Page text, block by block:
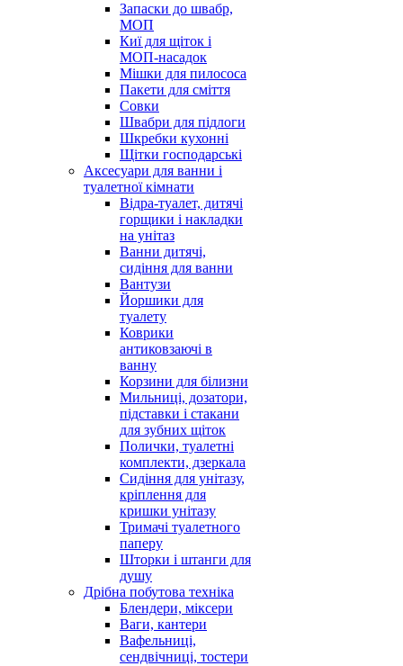
Запаски до швабр,
МОП
Киї для щіток і
МОП-насадок
Мішки для пилососа
Пакети для сміття
Совки
Швабри для підлоги
Шкребки кухонні
Щітки господарські
Аксесуари для ванни і
туалетної кімнати
Відра-туалет, дитячі
горщики і накладки
на унітаз
Ванни дитячі,
сидіння для ванни
Вантузи
Йоршики для
туалету
Коврики
антиковзаючі в
ванну
Корзини для білизни
Мильниці, дозатори,
підставки і стакани
для зубних щіток
Полички, туалетні
комплекти, дзеркала
Сидіння для унітазу,
кріплення для
кришки унітазу
Тримачі туалетного
паперу
Шторки і штанги для
душу
Дрібна побутова техніка
Блендери, міксери
Ваги, кантери
Вафельниці,
сендвічниці, тостери